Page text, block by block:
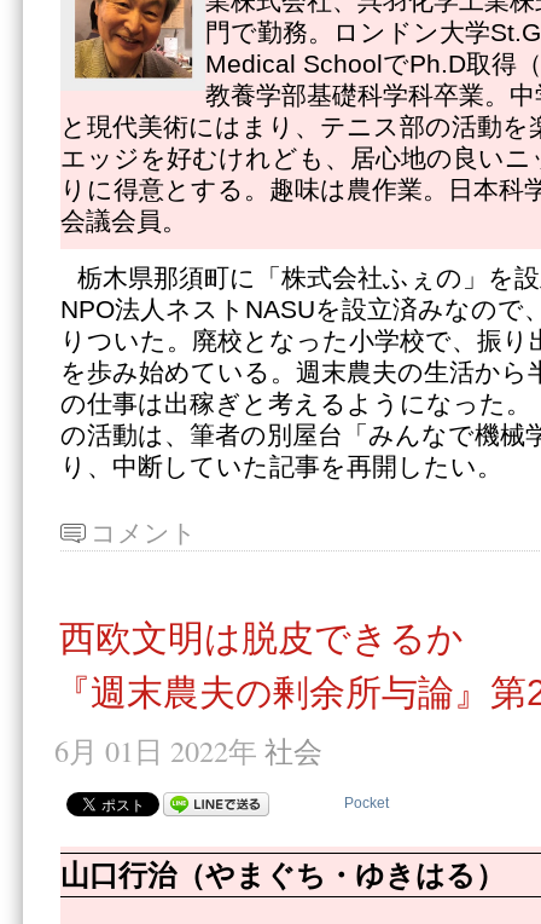
門で勤務。ロンドン大学
Medical SchoolでPh.D取得
教養学部基礎科学科卒業。
と現代美術にはまり、テニス部の活動を
エッジを好むけれども、居心地の良い
りに得意とする。趣味は農作業。日本科
会議会員。
栃木県那須町に「株式会社ふぇの」を
NPO法人ネストNASUを設立済みなので
りついた。廃校となった小学校で、振り
を歩み始めている。週末農夫の生活から
の仕事は出稼ぎと考えるようになった。
の活動は、筆者の別屋台「みんなで機械
り、中断していた記事を再開したい。
コメント
西欧文明は脱皮できるか
『週末農夫の剰余所与論』第
6月 01日 2022年 社会
Pocket
山口行治（やまぐち・ゆきはる）